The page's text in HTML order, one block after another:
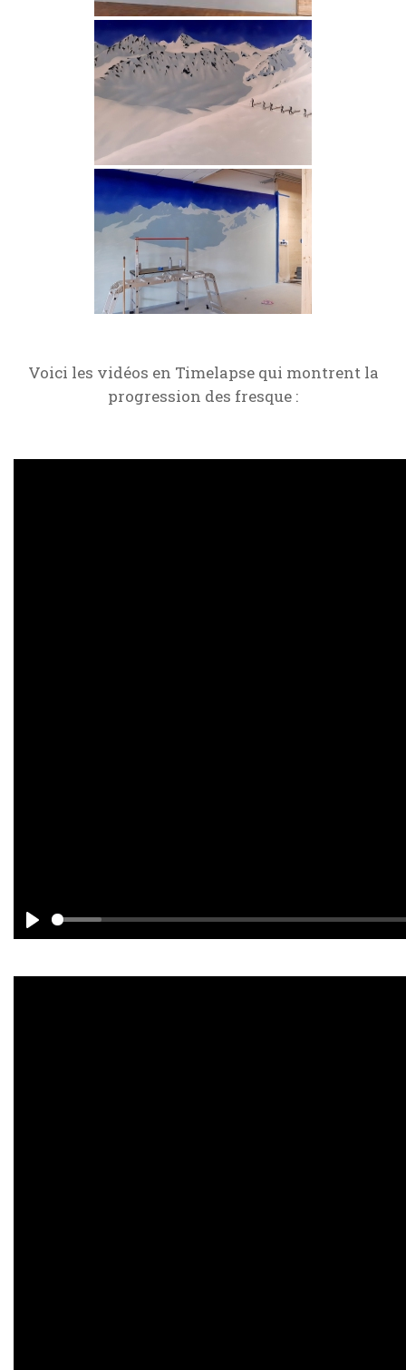
Voici les vidéos en Timelapse qui montrent la
progression des fresque :